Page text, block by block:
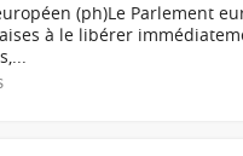
(ph)Le Parlement
à le libérer